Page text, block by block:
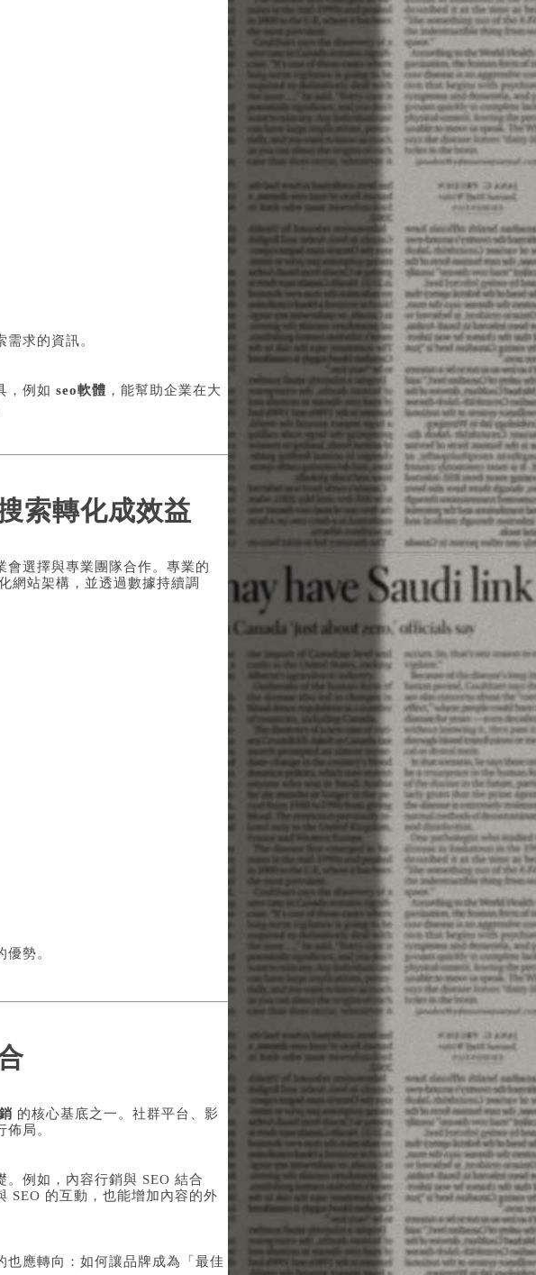
求的資訊。
，例如 seo軟體 ，能幫助企業在大
索轉化成效益
選擇與專業團隊合作。專業的
網站架構，並透過數據持續調
勢。
的核心基底之一。社群平台、影
局。
例如，內容行銷與 SEO 結合
SEO 的互動，也能增加內容的外
應轉向：如何讓品牌成為「最佳